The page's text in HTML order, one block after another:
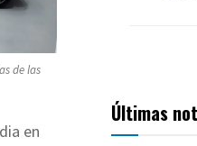
de las
en
Últimas